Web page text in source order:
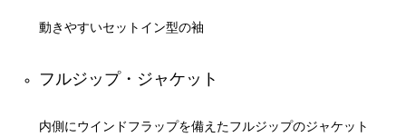
動きやすいセットイン型の袖
フルジップ・ジャケット
内側にウインドフラップを備えたフルジップのジャケット